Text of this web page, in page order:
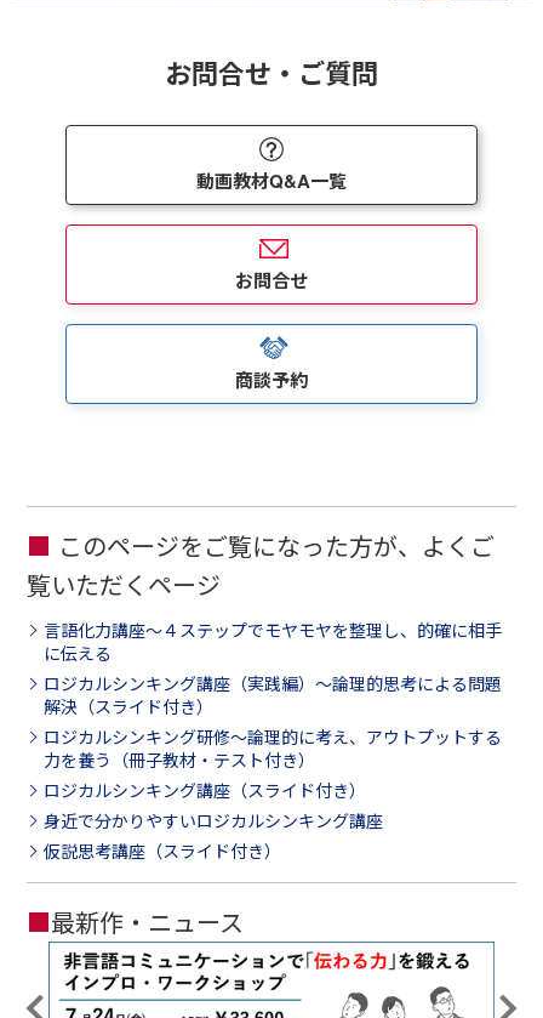
お問合せ・ご質問
動画教材Q&A一覧
お問合せ
商談予約
このページをご覧になった方が、よくご
覧いただくページ
言語化力講座～４ステップでモヤモヤを整理し、的確に相手
に伝える
ロジカルシンキング講座（実践編）～論理的思考による問題
解決（スライド付き）
ロジカルシンキング研修～論理的に考え、アウトプットする
力を養う（冊子教材・テスト付き）
ロジカルシンキング講座（スライド付き）
身近で分かりやすいロジカルシンキング講座
仮説思考講座（スライド付き）
■最新作・ニュース